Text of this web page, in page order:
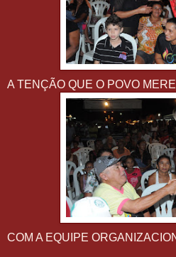
A TENÇÃO QUE O POVO
COM A EQUIPE